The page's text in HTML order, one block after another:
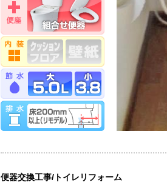
便器交換工事/トイレリフォーム